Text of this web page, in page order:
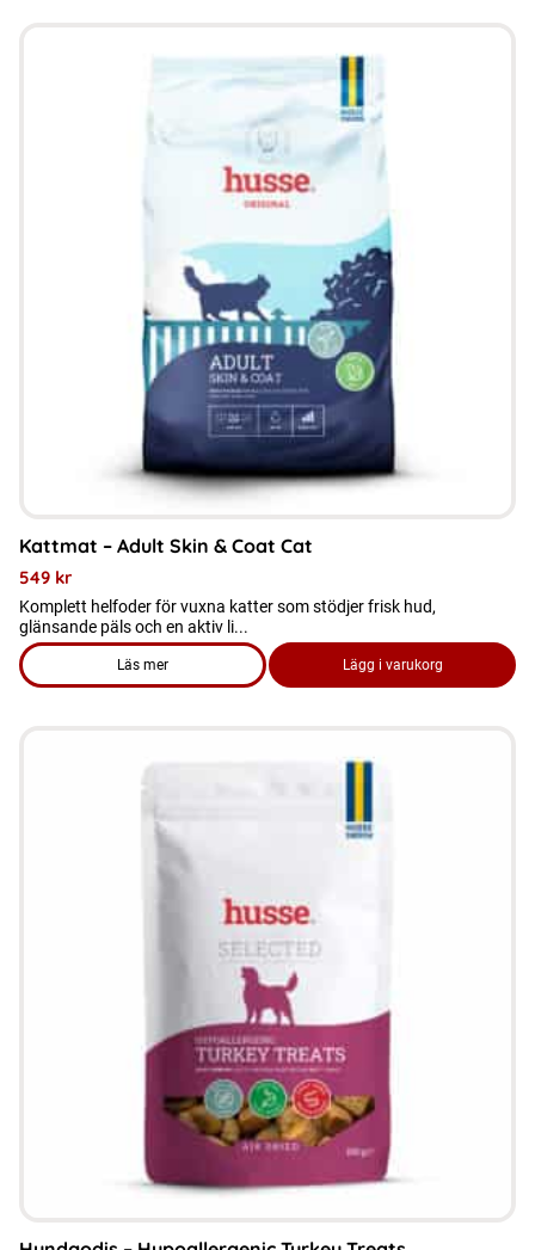
Kattmat – Adult Skin & Coat Cat
549 kr
Komplett helfoder för vuxna katter som stödjer frisk hud,
glänsande päls och en aktiv li...
Läs mer
om produkten Kattmat - Adult Skin & Coat Cat
Lägg i varukorg